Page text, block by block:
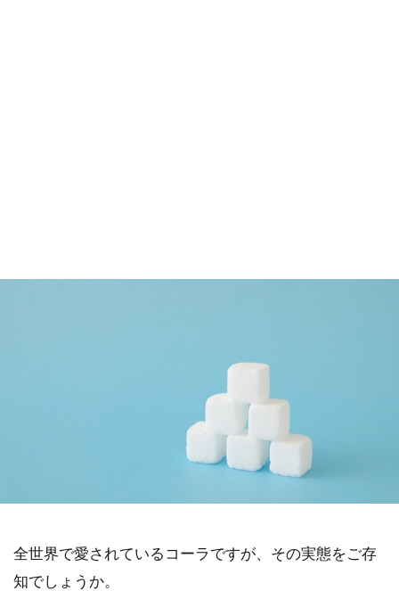
全世界で愛されているコーラですが、その実態をご存
知でしょうか。